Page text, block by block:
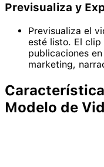
Previsualiza y
Previsualiza el
esté listo. El clip
publicaciones
marketing,
Modelo de